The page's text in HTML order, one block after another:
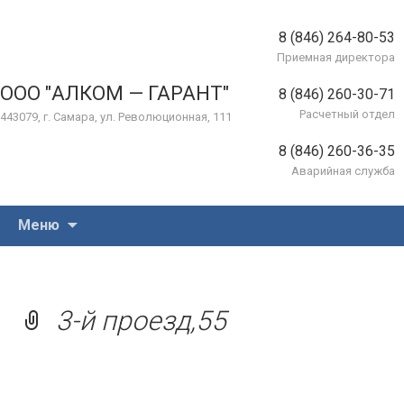
ООО "АЛКОМ — ГАРАНТ"
443079, г. Самара, ул. Революционная, 111
8 (846) 264-80-53
Приемная директора
8 (846) 260-30-71
Расчетный отдел
8 (846) 260-36-35
Аварийная служба
Меню
3-й проезд,55